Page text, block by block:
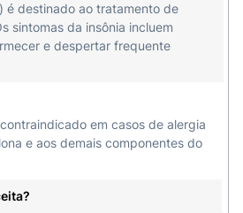
é destinado ao tratamento de
sintomas da insônia incluem
e despertar frequente
em casos de alergia
e aos demais componentes do